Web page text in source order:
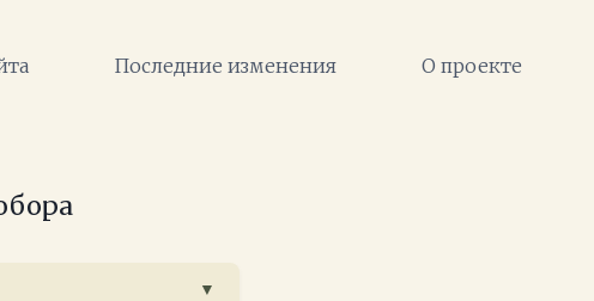
Последние изменения О проекте
▼